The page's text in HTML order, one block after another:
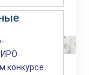
конкурсе